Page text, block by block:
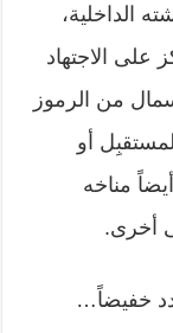
الداخلية،
على الاجتهاد
من الرموز
أو
مناخه
أخرى.
خفيضاً…